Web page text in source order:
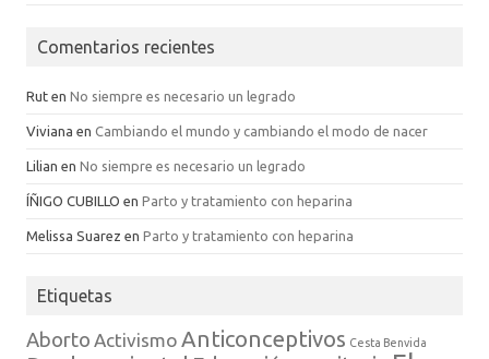
Comentarios recientes
Rut en No siempre es necesario un legrado
Viviana en Cambiando el mundo y cambiando el modo de nacer
Lilian en No siempre es necesario un legrado
ÍÑIGO CUBILLO en Parto y tratamiento con heparina
Melissa Suarez en Parto y tratamiento con heparina
Etiquetas
Aborto Activismo Anticonceptivos Cesta Benvida